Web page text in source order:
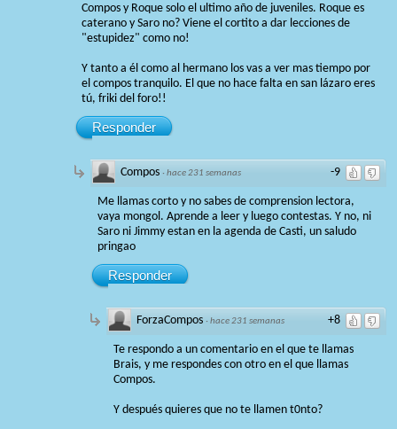
Compos y Roque solo el ultimo año de juveniles. Roque es
caterano y Saro no? Viene el cortito a dar lecciones de
"estupidez" como no!
Y tanto a él como al hermano los vas a ver mas tiempo por
el compos tranquilo. El que no hace falta en san lázaro eres
tú, friki del foro!!
Responder
-9
Compos ·hace 231 semanas
Me llamas corto y no sabes de comprension lectora,
vaya mongol. Aprende a leer y luego contestas. Y no, ni
Saro ni Jimmy estan en la agenda de Casti, un saludo
pringao
Responder
+8
ForzaCompos ·hace 231 semanas
Te respondo a un comentario en el que te llamas
Brais, y me respondes con otro en el que llamas
Compos.
Y después quieres que no te llamen t0nto?